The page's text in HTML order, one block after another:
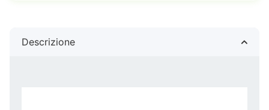
Descrizione